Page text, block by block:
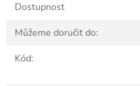
Dostupnost
Můžeme doručit do:
Kód: